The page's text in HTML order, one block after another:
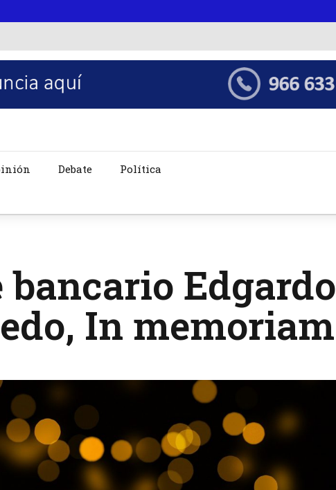
Debate Política
Edgardo
In memoriam